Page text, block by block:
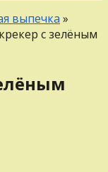
выпечка »
с зелёным